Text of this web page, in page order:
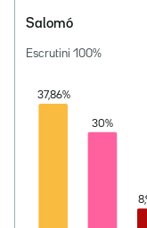
Salomó
Escrutini 100%